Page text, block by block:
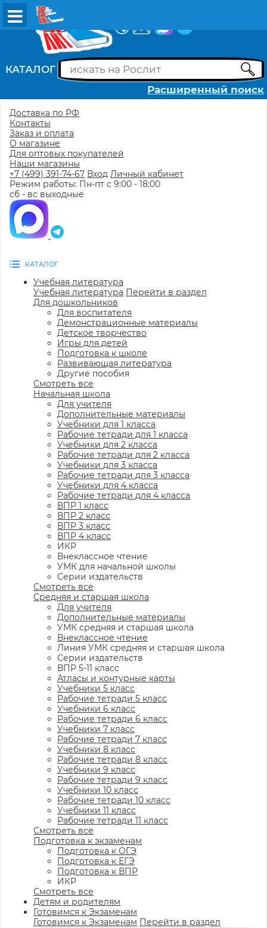
КАТАЛОГ
Расширенный поиск
Доставка по РФ
Контакты
Заказ и оплата
О магазине
Для оптовых покупателей
Наши магазины
+7 (499) 391-74-67 Вход Личный кабинет
Режим работы: Пн-пт с 9:00 - 18:00
сб - вс выходные
КАТАЛОГ
Учебная литература
Учебная литература Перейти в раздел
Для дошкольников
Для воспитателя
Демонстрационные материалы
Детское творчество
Игры для детей
Подготовка к школе
Развивающая литература
Другие пособия
Смотреть все
Начальная школа
Для учителя
Дополнительные материалы
Учебники для 1 класса
Рабочие тетради для 1 класса
Учебники для 2 класса
Рабочие тетради для 2 класса
Учебники для 3 класса
Рабочие тетради для 3 класса
Учебники для 4 класса
Рабочие тетради для 4 класса
ВПР 1 класс
ВПР 2 класс
ВПР 3 класс
ВПР 4 класс
ИКР
Внеклассное чтение
УМК для начальной школы
Серии издательств
Смотреть все
Средняя и старшая школа
Для учителя
Дополнительные материалы
УМК средняя и старшая школа
Внеклассное чтение
Линия УМК средняя и старшая школа
Серии издательств
ВПР 5-11 класс
Атласы и контурные карты
Учебники 5 класс
Рабочие тетради 5 класс
Учебники 6 класс
Рабочие тетради 6 класс
Учебники 7 класс
Рабочие тетради 7 класс
Учебники 8 класс
Рабочие тетради 8 класс
Учебники 9 класс
Рабочие тетради 9 класс
Учебники 10 класс
Рабочие тетради 10 класс
Учебники 11 класс
Рабочие тетради 11 класс
Смотреть все
Подготовка к экзаменам
Подготовка к ОГЭ
Подготовка к ЕГЭ
Подготовка к ВПР
ИКР
Смотреть все
Детям и родителям
Готовимся к Экзаменам
Готовимся к Экзаменам Перейти в раздел